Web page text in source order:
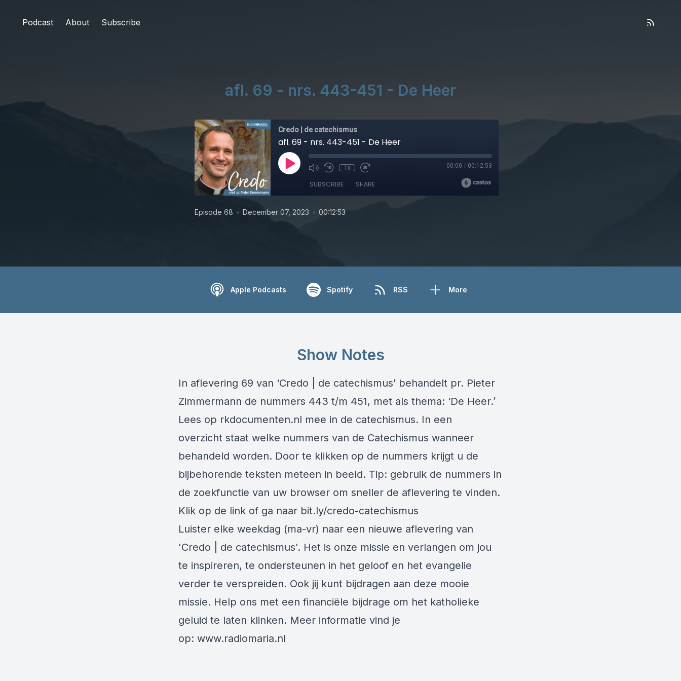
Podcast About Subscribe
afl. 69 - nrs. 443-451 - De Heer
Credo | de catechismus
afl. 69 - nrs. 443-451 - De Heer
1x 00:00 / 00:12:53
SUBSCRIBE SHARE
Episode 68 • December 07, 2023 • 00:12:53
Apple Podcasts Spotify RSS More
Show Notes
In aflevering 69 van ‘Credo | de catechismus’ behandelt pr. Pieter
Zimmermann de nummers 443 t/m 451, met als thema: ‘De Heer.’
Lees op rkdocumenten.nl mee in de catechismus. In een
overzicht staat welke nummers van de Catechismus wanneer
behandeld worden. Door te klikken op de nummers krijgt u de
bijbehorende teksten meteen in beeld. Tip: gebruik de nummers in
de zoekfunctie van uw browser om sneller de aflevering te vinden.
Klik op de link of ga naar bit.ly/credo-catechismus
Luister elke weekdag (ma-vr) naar een nieuwe aflevering van
'Credo | de catechismus'. Het is onze missie en verlangen om jou
te inspireren, te ondersteunen in het geloof en het evangelie
verder te verspreiden. Ook jij kunt bijdragen aan deze mooie
missie. Help ons met eenfinanciële bijdrage om het katholieke
geluid te laten klinken. Meer informatie vind je
op: www.radiomaria.nl